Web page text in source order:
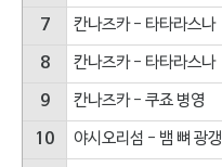
7 칸나즈카 - 타타라스나
8 칸나즈카 - 타타라스나
9 칸나즈카 - 쿠죠 병영
10 야시오리섬 - 뱀 뼈 광갱